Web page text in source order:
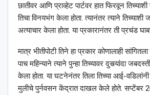
छातीवर आणि प्राव्हेट पार्टवर हात फिरवून
तिचा विनयभंग केला होता. त्यानंतर त्याने
अत्याचार केला होता. या प्रकारानंतर ती प्रचंड
मात्र भीतीपोटी तिने हा प्रकार कोणालाही
पाच महिन्याने त्याने पुन्हा तिच्यावर दुसर्‍यांदा
केला होता. या घटनेनंतर तिला तिच्या आई-
मुलीचे पुर्नवसन केंद्रात दाखल केले होते. सप्टेंबर